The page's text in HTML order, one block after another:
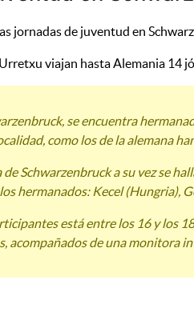
jornadas de juventud en
viajan hasta Alemania 14
se encuentra
como los de la alemana
de Schwarzenbruck a su vez se
hermanados: Kecel (Hungria),
está entre los 16 y los
acompañados de una monitora